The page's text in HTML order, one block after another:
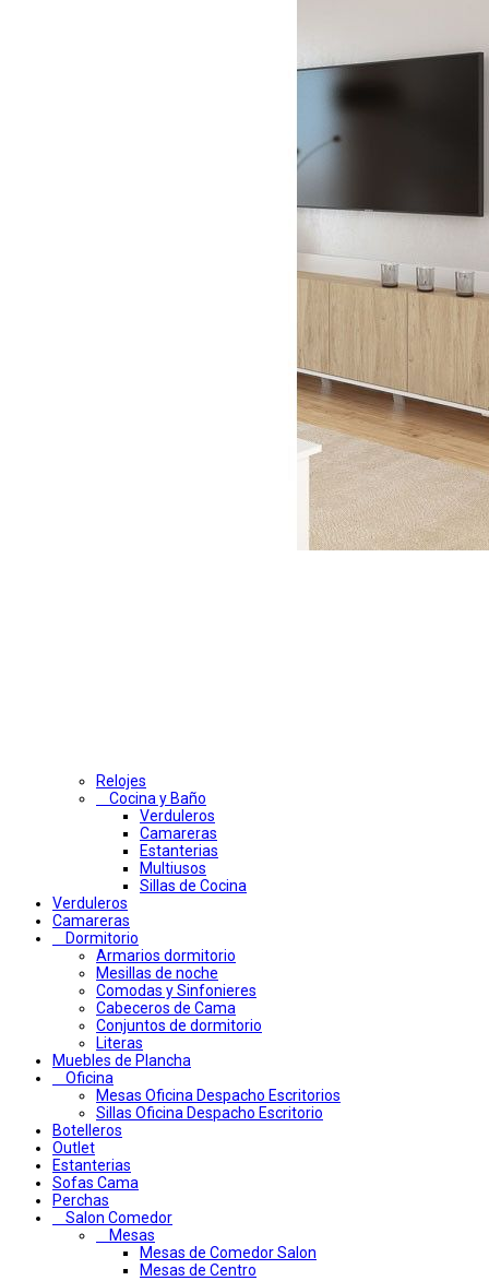
Relojes
Cocina y Baño
Verduleros
Camareras
Estanterias
Multiusos
Sillas de Cocina
Verduleros
Camareras
Dormitorio
Armarios dormitorio
Mesillas de noche
Comodas y Sinfonieres
Cabeceros de Cama
Conjuntos de dormitorio
Literas
Muebles de Plancha
Oficina
Mesas Oficina Despacho Escritorios
Sillas Oficina Despacho Escritorio
Botelleros
Outlet
Estanterias
Sofas Cama
Perchas
Salon Comedor
Mesas
Mesas de Comedor Salon
Mesas de Centro